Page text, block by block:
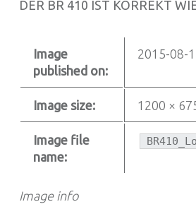
DER BR 410 IST KORREKT
Image info
Image
published on:
2015-08-
Image size: 1200 ×
Image file
name: